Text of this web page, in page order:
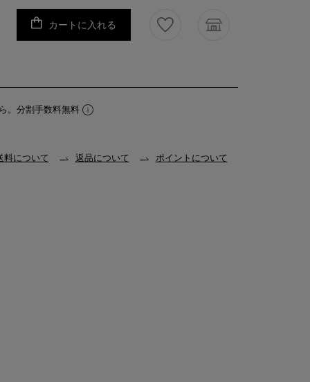
カートに入れる
。分割手数料無料
料について 返品について ポイントについて